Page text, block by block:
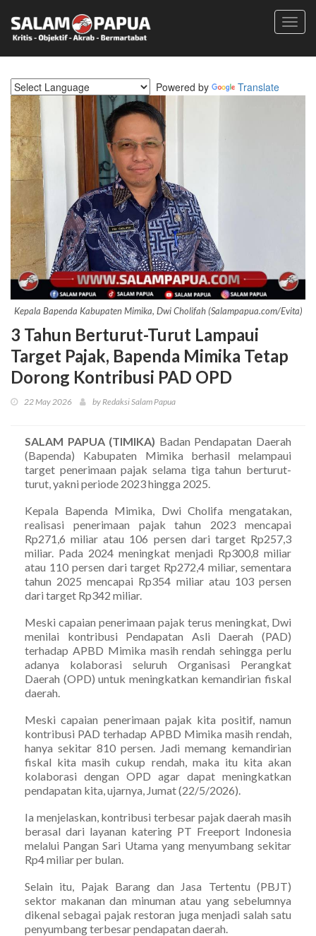
Powered by Translate
Kepala Bapenda Kabupaten Mimika, Dwi Cholifah (Salampapua.com/Evita)
3 Tahun Berturut-Turut Lampaui
Target Pajak, Bapenda Mimika Tetap
Dorong Kontribusi PAD OPD
22 May 2026 by Redaksi Salam Papua
SALAM PAPUA (TIMIKA) Badan Pendapatan Daerah
(Bapenda) Kabupaten Mimika berhasil melampaui
target penerimaan pajak selama tiga tahun berturut-
turut, yakni periode 2023 hingga 2025.
Kepala Bapenda Mimika, Dwi Cholifa mengatakan,
realisasi penerimaan pajak tahun 2023 mencapai
Rp271,6 miliar atau 106 persen dari target Rp257,3
miliar. Pada 2024 meningkat menjadi Rp300,8 miliar
atau 110 persen dari target Rp272,4 miliar, sementara
tahun 2025 mencapai Rp354 miliar atau 103 persen
dari target Rp342 miliar.
Meski capaian penerimaan pajak terus meningkat, Dwi
menilai kontribusi Pendapatan Asli Daerah (PAD)
terhadap APBD Mimika masih rendah sehingga perlu
adanya kolaborasi seluruh Organisasi Perangkat
Daerah (OPD) untuk meningkatkan kemandirian fiskal
daerah.
Meski capaian penerimaan pajak kita positif, namun
kontribusi PAD terhadap APBD Mimika masih rendah,
hanya sekitar 810 persen. Jadi memang kemandirian
fiskal kita masih cukup rendah, maka itu kita akan
kolaborasi dengan OPD agar dapat meningkatkan
pendapatan kita, ujarnya, Jumat (22/5/2026).
Ia menjelaskan, kontribusi terbesar pajak daerah masih
berasal dari layanan katering PT Freeport Indonesia
melalui Pangan Sari Utama yang menyumbang sekitar
Rp4 miliar per bulan.
Selain itu, Pajak Barang dan Jasa Tertentu (PBJT)
sektor makanan dan minuman atau yang sebelumnya
dikenal sebagai pajak restoran juga menjadi salah satu
penyumbang terbesar pendapatan daerah.